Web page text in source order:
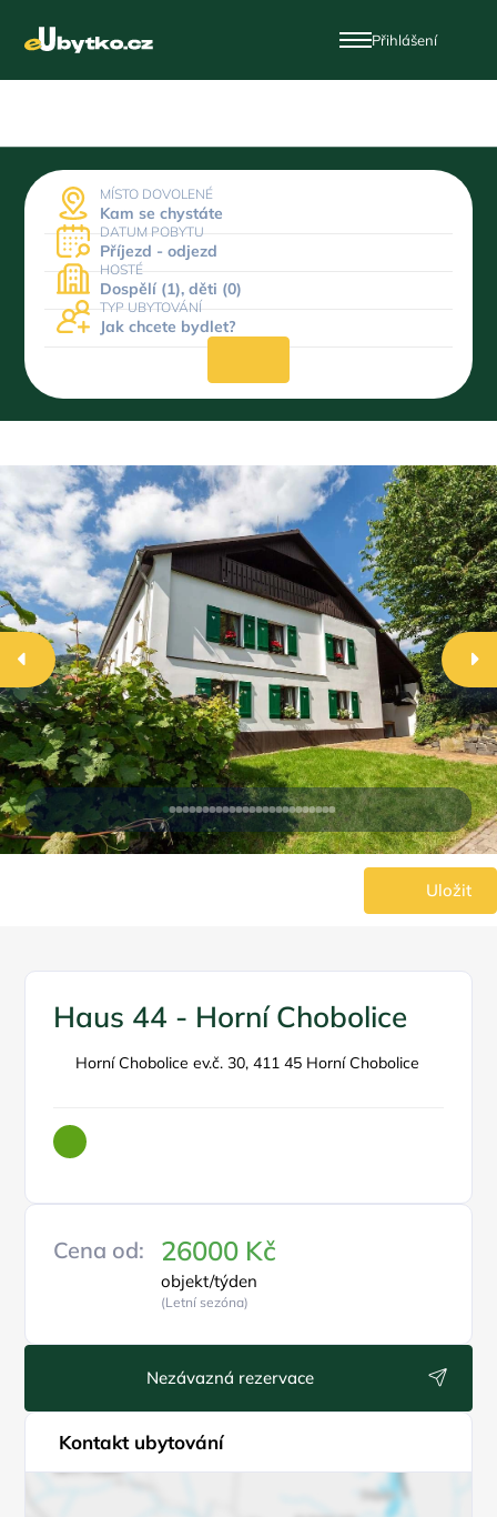
Přihlášení
MÍSTO DOVOLENÉ
Kam se chystáte
DATUM POBYTU
Příjezd - odjezd
HOSTÉ
Dospělí (1), děti (0)
TYP UBYTOVÁNÍ
Jak chcete bydlet?
Uložit
Haus 44 - Horní Chobolice
Horní Chobolice ev.č. 30, 411 45 Horní Chobolice
Cena od: 26000 Kč
objekt/týden
(Letní sezóna)
Nezávazná rezervace
Kontakt ubytování